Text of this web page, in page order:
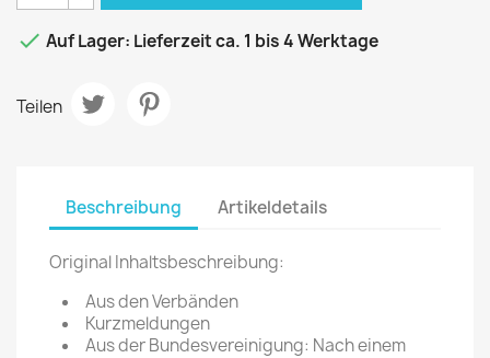
 Auf Lager: Lieferzeit ca. 1 bis 4 Werktage
Teilen
Beschreibung Artikeldetails
Original Inhaltsbeschreibung:
Aus den Verbänden
Kurzmeldungen
Aus der Bundesvereinigung: Nach einem